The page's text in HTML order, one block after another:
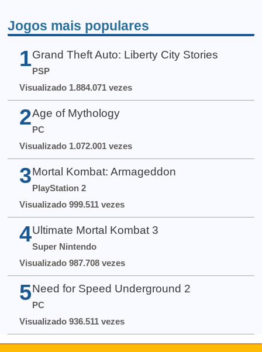
Jogos mais populares
1 Grand Theft Auto: Liberty City Stories
PSP
Visualizado 1.884.071 vezes
2 Age of Mythology
PC
Visualizado 1.072.001 vezes
3 Mortal Kombat: Armageddon
PlayStation 2
Visualizado 999.511 vezes
4 Ultimate Mortal Kombat 3
Super Nintendo
Visualizado 987.708 vezes
5 Need for Speed Underground 2
PC
Visualizado 936.511 vezes